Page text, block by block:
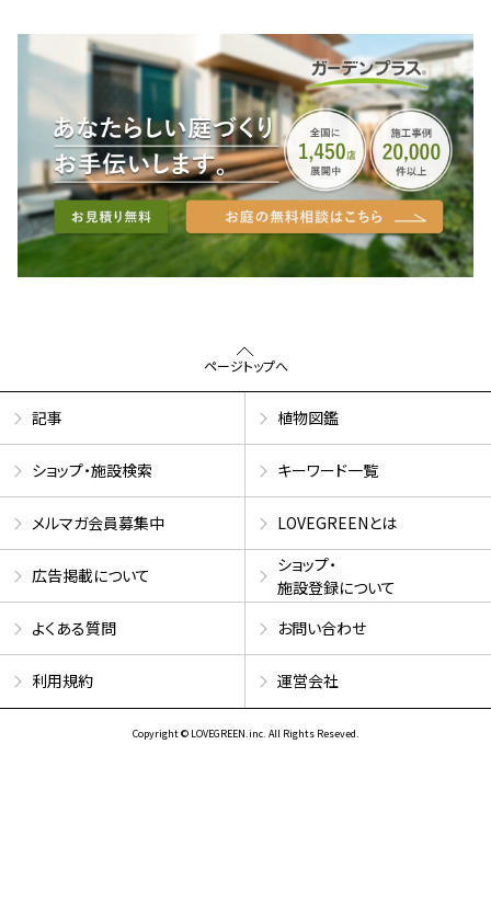
ページトップへ
記事 植物図鑑
ショップ・施設検索 キーワード一覧
メルマガ会員募集中 LOVEGREENとは
広告掲載について
ショップ・
施設登録について
よくある質問
お問い合わせ
利用規約 運営会社
Copyright © LOVEGREEN.inc. All Rights Reseved.